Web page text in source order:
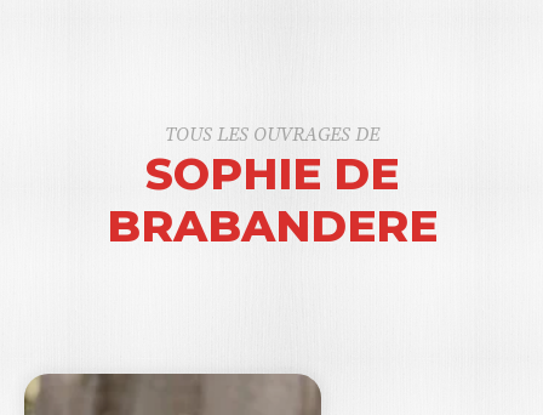
TOUS LES OUVRAGES DE
SOPHIE DE
BRABANDERE